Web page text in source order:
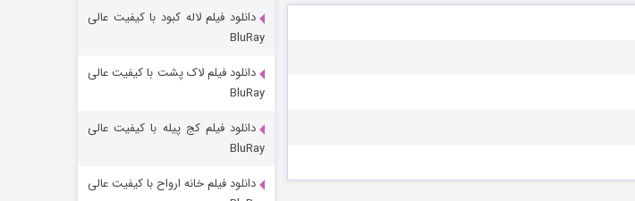
شوگر فصل ۲
دانلود فیلم لاله کبود با کیفیت عالی
BluRay
دانلود فیلم لاک پشت با کیفیت عالی
BluRay
دانلود فیلم کج‌ پیله با کیفیت عالی
BluRay
دانلود فیلم خانه ارواح با کیفیت عالی